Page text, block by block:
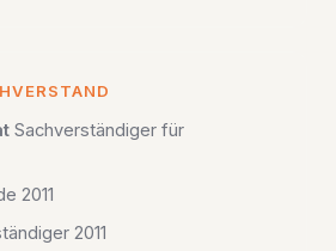
Sachverständiger für
2011
2011